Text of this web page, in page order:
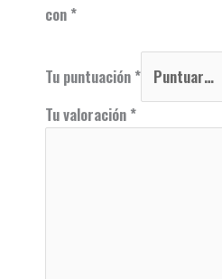
con *
Tu puntuación *
Tu valoración *